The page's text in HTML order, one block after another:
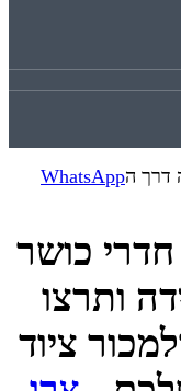
דרך הWhatsApp
חדרי כושר
ותרצו
ציוד